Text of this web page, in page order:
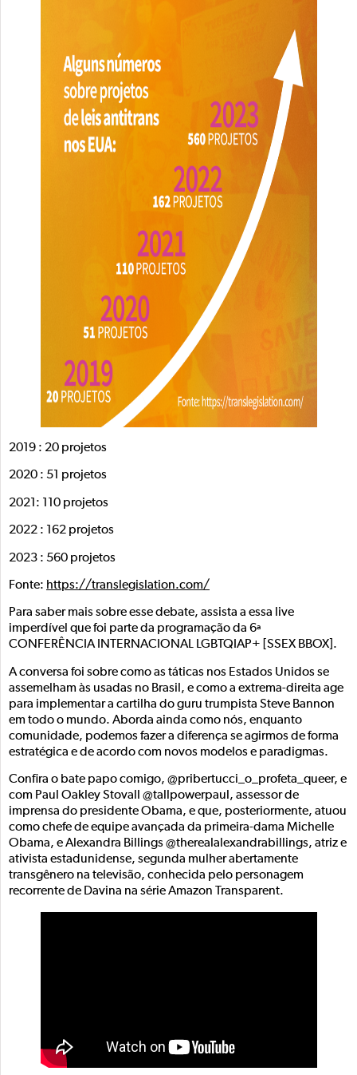
2019 : 20 projetos
2020 : 51 projetos
2021: 110 projetos
2022 : 162 projetos
2023 : 560 projetos
Fonte: https://translegislation.com/
Para saber mais sobre esse debate, assista a essa live
imperdível que foi parte da programação da 6ª
CONFERÊNCIA INTERNACIONAL LGBTQIAP+ [SSEX BBOX].
A conversa foi sobre como as táticas nos Estados Unidos se
assemelham às usadas no Brasil, e como a extrema-direita age
para implementar a cartilha do guru trumpista Steve Bannon
em todo o mundo. Aborda ainda como nós, enquanto
comunidade, podemos fazer a diferença se agirmos de forma
estratégica e de acordo com novos modelos e paradigmas.
Confira o bate papo comigo, @pribertucci_o_profeta_queer, e
com Paul Oakley Stovall @tallpowerpaul, assessor de
imprensa do presidente Obama, e que, posteriormente, atuou
como chefe de equipe avançada da primeira-dama Michelle
Obama, e Alexandra Billings @therealalexandrabillings, atriz e
ativista estadunidense, segunda mulher abertamente
transgênero na televisão, conhecida pelo personagem
recorrente de Davina na série Amazon Transparent.